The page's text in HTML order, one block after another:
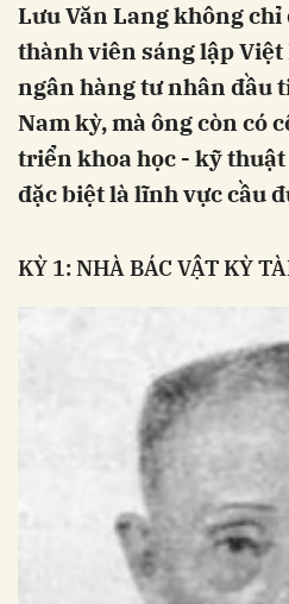
Lưu Văn Lang không
thành viên sáng lập Việt
ngân hàng tư nhân đầu
Nam kỳ, mà ông còn có
triển khoa học - kỹ
đặc biệt là lĩnh vực cầu
KỲ 1: NHÀ BÁC VẬT KỲ